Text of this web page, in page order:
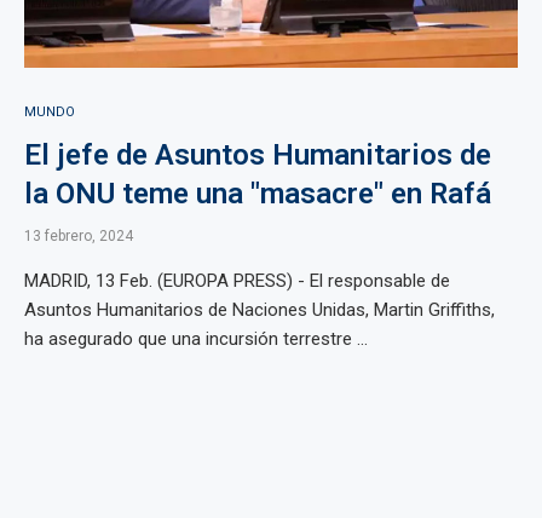
MUNDO
El jefe de Asuntos Humanitarios de
la ONU teme una "masacre" en Rafá
13 febrero, 2024
MADRID, 13 Feb. (EUROPA PRESS) - El responsable de
Asuntos Humanitarios de Naciones Unidas, Martin Griffiths,
ha asegurado que una incursión terrestre ...